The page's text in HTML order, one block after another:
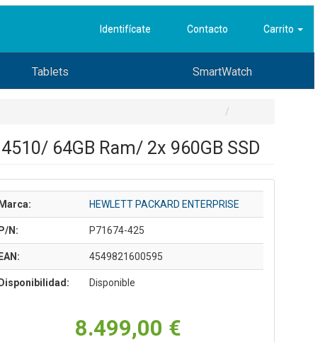
Identifícate Contacto Carrito
Tablets SmartWatch
64GB Ram/ 2x 960GB SSD
Marca: HEWLETT PACKARD ENTERPRISE
P/N: P71674-425
EAN: 4549821600595
Disponibilidad: Disponible
8.499,00 €